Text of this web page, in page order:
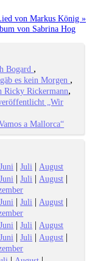
von Markus König »
von Sabrina Hog
Bogard
es kein Morgen
Ricky Rickermann
„Wir
a Mallorca“
Juni |Juli | August
Juni |Juli | August |
Juni |Juli | August |
Juni |Juli | August
Juni |Juli | August |